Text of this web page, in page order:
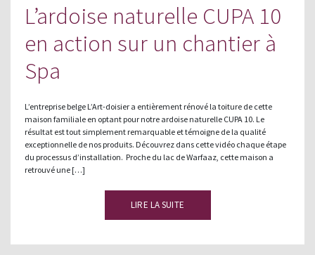
L’ardoise naturelle CUPA 10
en action sur un chantier à
Spa
L’entreprise belge L’Art-doisier a entièrement rénové la toiture de cette
maison familiale en optant pour notre ardoise naturelle CUPA 10. Le
résultat est tout simplement remarquable et témoigne de la qualité
exceptionnelle de nos produits. Découvrez dans cette vidéo chaque étape
du processus d’installation. Proche du lac de Warfaaz, cette maison a
retrouvé une […]
LIRE LA SUITE